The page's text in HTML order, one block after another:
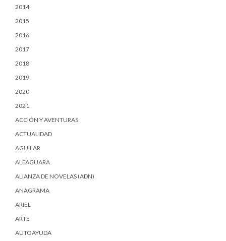
2014
2015
2016
2017
2018
2019
2020
2021
ACCIÓN Y AVENTURAS
ACTUALIDAD
AGUILAR
ALFAGUARA
ALIANZA DE NOVELAS (ADN)
ANAGRAMA
ARIEL
ARTE
AUTOAYUDA